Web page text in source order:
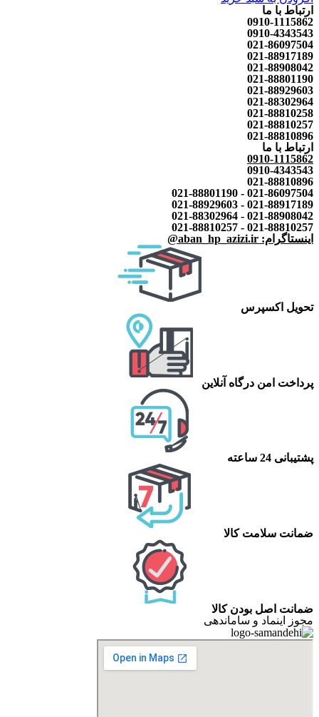
ارتباط با ما
0910-1115862
0910-4343543
021-86097504
021-88917189
021-88908042
021-88801190
021-88929603
021-88302964
021-88810258
021-88810257
021-88810896
ارتباط با ما
0910-1115862
0910-4343543
021-88810896
021-86097504 - 021-88801190
021-88917189 - 021-88929603
021-88908042 - 021-88302964
021-88810257 - 021-88810257
اینستاگرام: aban_hp_azizi.ir@
تحویل اکسپرس
پرداخت امن درگاه آنلاین
پشتیبانی 24 ساعته
ضمانت سلامت کالا
ضمانت اصل بودن کالا
مجوز اینماد و ساماندهی